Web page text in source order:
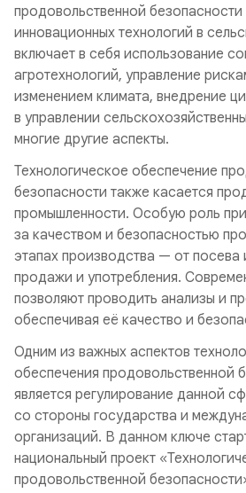
продовольственной безопасности
инновационных технологий в
включает в себя использование
агротехнологий, управление
изменением климата, внедрение
в управлении
многие другие аспекты.
Технологическое обеспечение
безопасности также касается
промышленности. Особую роль
за качеством и безопасностью
этапах производства — от
продажи и употребления.
позволяют проводить анализы и
обеспечивая её качество и
Одним из важных аспектов
обеспечения продовольственной
является регулирование данной
со стороны государства и
организаций. В данном ключе
национальный проект
продовольственной